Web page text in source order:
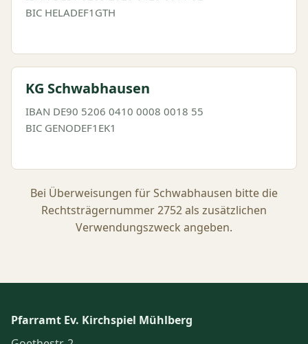
BIC HELADEF1GTH
KG Schwabhausen
IBAN DE90 5206 0410 0008 0018 55
BIC GENODEF1EK1
Bei Überweisungen für Schwabhausen bitte die
Rechtsträgernummer 2752 als zusätzlichen
Verwendungszweck angeben.
Pfarramt Ev. Kirchspiel Mühlberg